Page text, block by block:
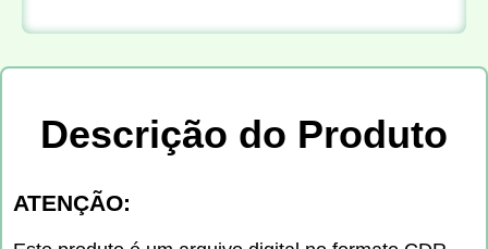
Descrição do Produto
ATENÇÃO: